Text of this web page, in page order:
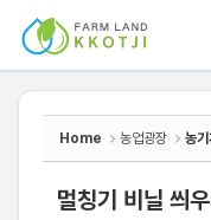
Home 농업광장 농
멀칭기 비닐 씌우